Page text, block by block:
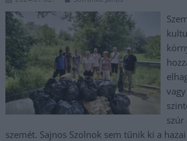
szúr
szemét. Sajnos Szolnok sem tűnik ki a